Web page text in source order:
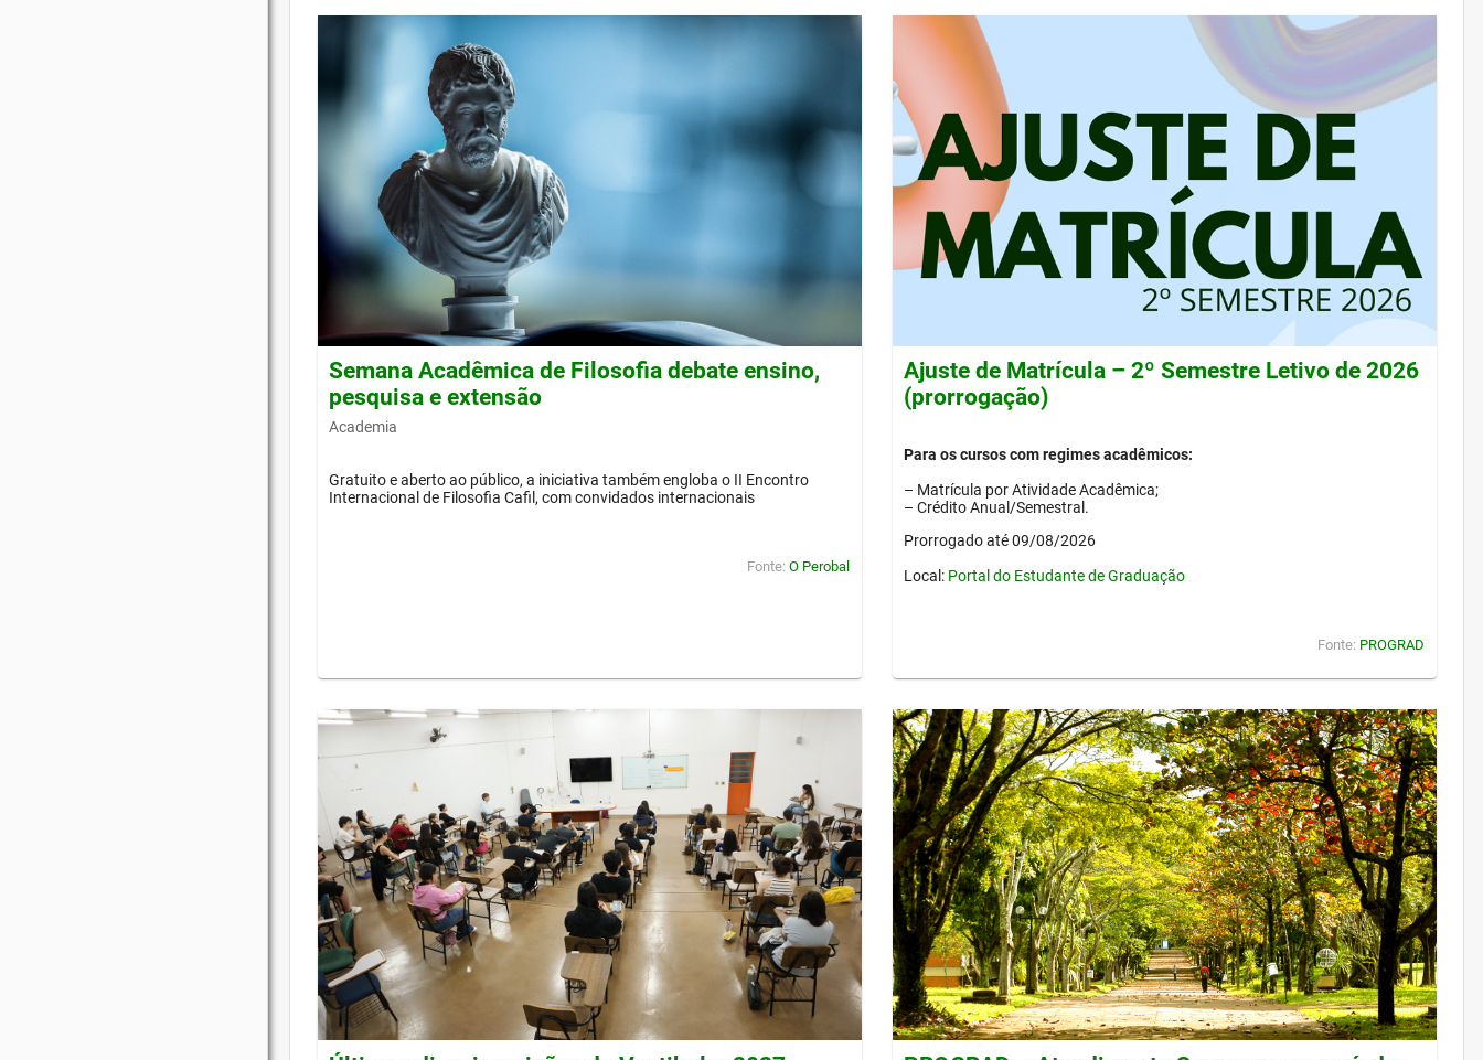
Semana Acadêmica de Filosofia debate ensino,
pesquisa e extensão
Academia
Gratuito e aberto ao público, a iniciativa também engloba o II Encontro
Internacional de Filosofia Cafil, com convidados internacionais
Fonte: O Perobal
Ajuste de Matrícula – 2º Semestre Letivo de 2026
(prorrogação)
Para os cursos com regimes acadêmicos:
– Matrícula por Atividade Acadêmica;
– Crédito Anual/Semestral.
Prorrogado até 09/08/2026
Local: Portal do Estudante de Graduação
Fonte: PROGRAD